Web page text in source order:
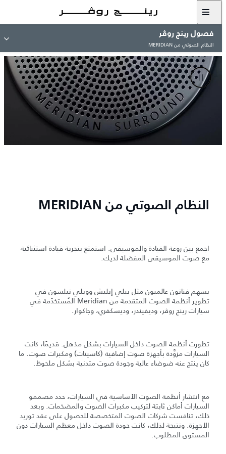
فصول رينج روڤر
النظام الصوتي من MERIDIAN
النظام الصوتي من MERIDIAN
اجمع بين روعة القيادة والموسيقى. استمتع بتجربة قيادة استثنائية
مع صوت الموسيقى المفضلة لديك.
يسهم فنانون عالميون مثل بيلي إيليش وويلي نيلسون في
تطوير أنظمة الصوت المتقدمة من Meridian المُستخدَمة في
سيارات رينج روڤر، وديفيندر، وديسكفري، وجاكوار.
تطورت أنظمة الصوت داخل السيارات بشكل مذهل. قديمًا، كانت
السيارات مزوَّدة بأجهزة صوت إضافية (كاسيتات) ومكبرات صوت. ما
كان ينتج عنه ضوضاء عالية وجودة صوت متدنية بشكل ملحوظ.
مع انتشار أنظمة الصوت الأساسية في السيارات، حدد مصممو
السيارات أماكن ثابتة لتركيب مكبرات الصوت والمضخمات. وبعد
ذلك، تنافست شركات الصوت المتخصصة للحصول على عقد توريد
الأجهزة. ونتيجة لذلك، كانت جودة الصوت داخل معظم السيارات دون
المستوى المطلوب.